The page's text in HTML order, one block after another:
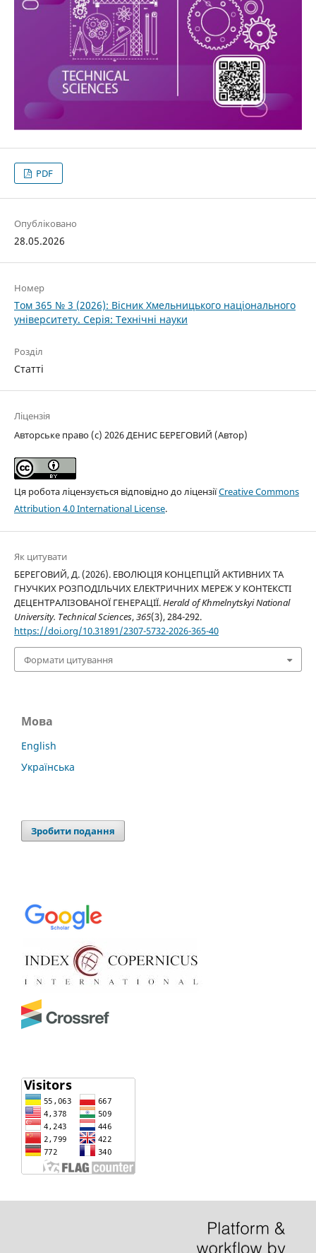
PDF
Опубліковано
28.05.2026
Номер
Том 365 № 3 (2026): Вісник Хмельницького національного
університету. Серія: Технічні науки
Розділ
Статті
Ліцензія
Авторське право (c) 2026 ДЕНИС БЕРЕГОВИЙ (Автор)
Ця робота ліцензується відповідно до ліцензіїCreative Commons
Attribution 4.0 International License.
Як цитувати
БЕРЕГОВИЙ, Д. (2026). ЕВОЛЮЦІЯ КОНЦЕПЦІЙ АКТИВНИХ ТА
ГНУЧКИХ РОЗПОДІЛЬЧИХ ЕЛЕКТРИЧНИХ МЕРЕЖ У КОНТЕКСТІ
ДЕЦЕНТРАЛІЗОВАНОЇ ГЕНЕРАЦІЇ.Herald of Khmelnytskyi National
University. Technical Sciences,365(3), 284-292.
https://doi.org/10.31891/2307-5732-2026-365-40
Формати цитування
Мова
English
Українська
Зробити подання